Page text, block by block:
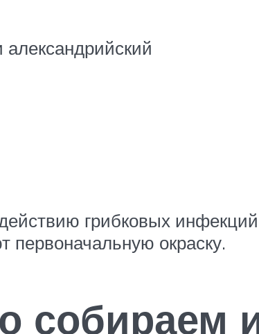
александрийский
грибковых
первоначальную окраску.
собираем